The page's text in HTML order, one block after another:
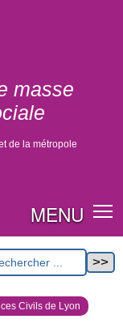
masse
de la métropole
MENU
Civils de Lyon